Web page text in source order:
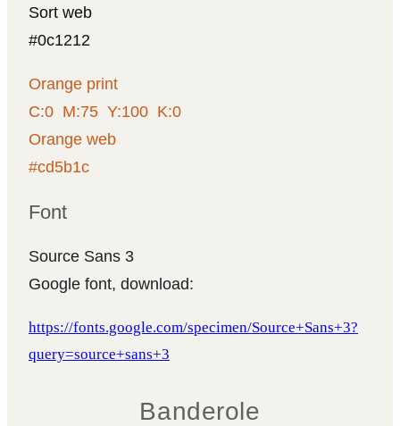
Sort web
#0c1212
Orange print
C:0 M:75 Y:100 K:0
Orange web
#cd5b1c
Font
Source Sans 3
Google font, download:
https://fonts.google.com/specimen/Source+Sans+3?
query=source+sans+3
Banderole